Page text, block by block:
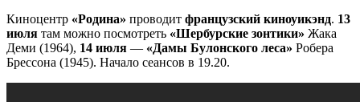
Киноцентр «Родина» проводит французский киноуикэнд. 13
июля там можно посмотреть «Шербурские зонтики» Жака
Деми (1964), 14 июля — «Дамы Булонского леса» Робера
Брессона (1945). Начало сеансов в 19.20.